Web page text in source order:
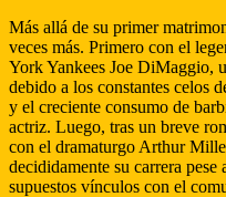
Más allá de su primer
veces más. Primero con el
York Yankees Joe DiMaggio,
debido a los constantes celos
y el creciente consumo de
actriz. Luego, tras un breve
con el dramaturgo Arthur
decididamente su carrera pese
supuestos vínculos con el